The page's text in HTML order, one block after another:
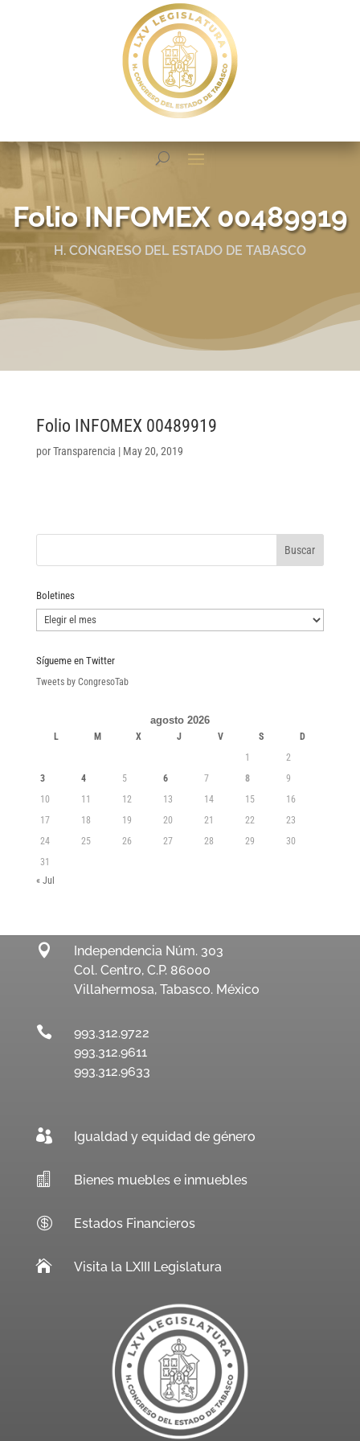
Folio INFOMEX 00489919
H. CONGRESO DEL ESTADO DE TABASCO
Folio INFOMEX 00489919
porTransparencia | May 20, 2019
Boletines
Boletines
Sígueme en Twitter
Tweets by CongresoTab
agosto 2026
L M X J V S
D
1
2
3
4 5 6 7 8
9
10
11 12 13 14 15
16
17
18 19 20 21 22
23
24
25 26 27 28 29
30
31
« Jul

Independencia Núm. 303
Col. Centro, C.P. 86000
Villahermosa, Tabasco. México

993.312.9722
993.312.9611
993.312.9633
 Igualdad y equidad de género
 Bienes muebles e inmuebles
 Estados Financieros
 Visita la LXIII Legislatura